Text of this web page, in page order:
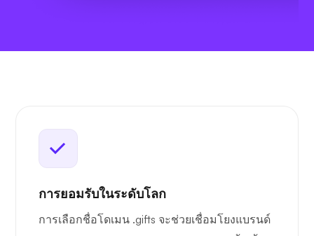
การยอมรับในระดับโลก
การเลือกชื่อโดเมน .gifts จะช่วยเชื่อมโยงแบรนด์